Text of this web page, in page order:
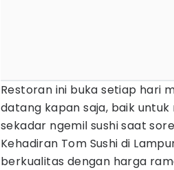
Restoran ini buka setiap hari
datang kapan saja, baik
sekadar ngemil sushi saat
Kehadiran Tom Sushi di
berkualitas dengan harga